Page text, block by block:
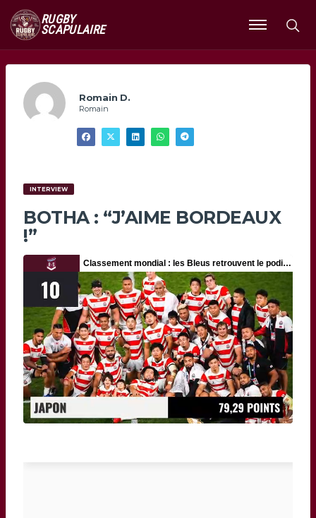
RUGBY
SCAPULAIRE
Ouvrir
le
Romain D.
Romain
INTERVIEW
BOTHA : “J’AIME BORDEAUX
!”